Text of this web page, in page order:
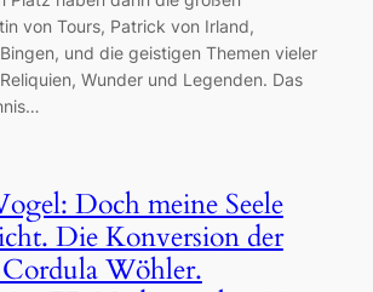
von Tours, Patrick von Irland,
und die geistigen Themen vieler
Wunder und Legenden. Das
Doch meine Seele
Die Konversion der
Wöhler.